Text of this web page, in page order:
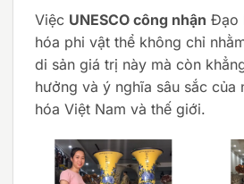
Việc UNESCO công nhận Đạo
hóa phi vật thể không chỉ
di sản giá trị này mà còn
hưởng và ý nghĩa sâu sắc của
hóa Việt Nam và thế giới.